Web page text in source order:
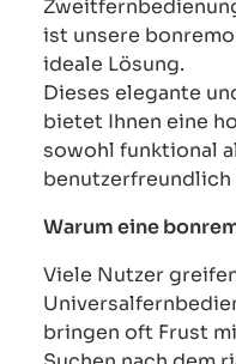
ist unsere
ideale Lösung.
Dieses elegante
bietet Ihnen eine
sowohl funktional
benutzerfreundlich
Warum eine
Viele Nutzer
bringen oft Frust